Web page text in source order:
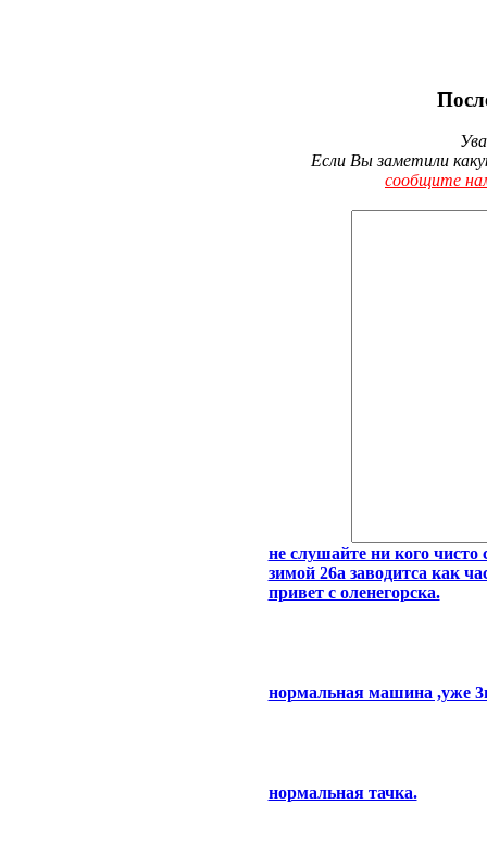
Если Вы заметили
сообщите
не слушайте ни кого чисто
зимой 26а заводитса как
привет с оленегорска.
нормальная машина ,уже
нормальная тачка.